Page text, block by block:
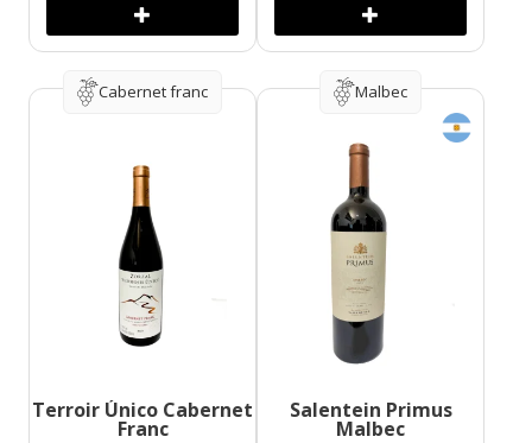
Cabernet franc
Terroir Único Cabernet
Franc
Malbec
Salentein Primus
Malbec